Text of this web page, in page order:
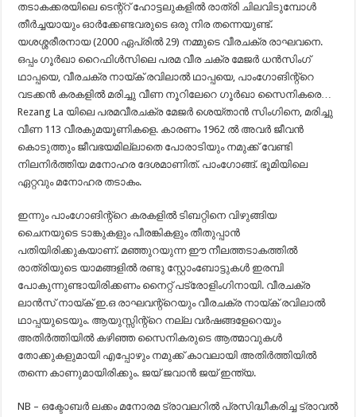
തടാകക്കരയിലെ ടെന്റ്റ് ഹോട്ടലുകളിൽ രാത്രി ചിലവിടുമ്പോൾ
തീർച്ചയായും ഓർക്കേണ്ടവരുടെ ഒരു നിര തന്നെയുണ്ട്.
യശശ്ശരീരനായ (2000 ഏപ്രിൽ 29) നമ്മുടെ വീരചക്ര രാഘവനെ.
ഒപ്പം ഗൂർഖാ റൈഫിൾസിലെ പരമ വീര ചക്ര മേജർ ധൻസിംഗ്
ഥാപ്പയെ, വീരചക്ര നായ്ക് രവിലാൽ ഥാപ്പയെ, പാംഗോങിന്റ്റെ
വടക്കൻ കരകളിൽ മരിച്ചു വീണ നൂറിലേറെ ഗൂർഖാ സൈനികരെ…
Rezang La യിലെ പരമവീരചക്ര മേജർ ശെയ്താൻ സിംഗിനെ, മരിച്ചു
വീണ 113 വീരകുമയൂണികളെ. കാരണം 1962 ൽ അവർ ജീവൻ
കൊടുത്തും ജീവഭയമില്ലാതെ പോരാടിയും നമുക്ക് വേണ്ടി
നിലനിർത്തിയ മനോഹര ദേശമാണിത്. പാംഗോങ്ങ്. ഭൂമിയിലെ
ഏറ്റവും മനോഹര തടാകം.
ഇന്നും പാംഗോങിന്റ്റെ കരകളിൽ ടിബറ്റിനെ വിഴുങ്ങിയ
ചൈനയുടെ ടാങ്കുകളും പീരങ്കികളും തീതുപ്പാൻ
പതിയിരിക്കുകയാണ്. മഞ്ഞുറയുന്ന ഈ നീലത്തടാകത്തിൽ
രാത്രിയുടെ യാമങ്ങളിൽ രണ്ടു സ്റ്റോംബോട്ടുകൾ ഇരമ്പി
പോകുന്നുണ്ടായിരിക്കണം നൈറ്റ് പട്രോളിംഗിനായി. വീരചക്ര
ലാൻസ് നായ്ക് ഇ.ഒ രാഘവന്റ്റെയും വീരചക്ര നായ്ക് രവിലാൽ
ഥാപ്പയുടെയും. ആയുസ്സിന്റ്റെ നല്ല വർഷങ്ങളേറെയും
അതിർത്തിയിൽ കഴിഞ്ഞ സൈനികരുടെ ആത്മാവുകൾ
തോക്കുകളുമായി എപ്പോഴും നമുക്ക് കാവലായി അതിർത്തിയിൽ
തന്നെ കാണുമായിരിക്കും. ജയ് ജവാൻ ജയ് ഇന്ത്യ.
NB – ഒക്ടോബർ ലക്കം മനോരമ ട്രാവലറിൽ പ്രസിദ്ധീകരിച്ച ട്രാവൽ